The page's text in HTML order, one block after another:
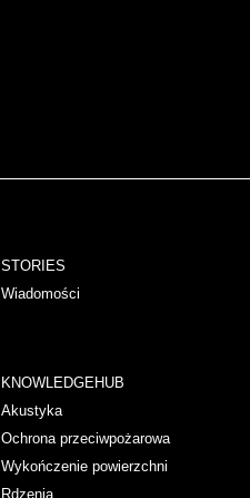
STORIES
Wiadomości
KNOWLEDGEHUB
Akustyka
Ochrona przeciwpożarowa
Wykończenie powierzchni
Rdzenia